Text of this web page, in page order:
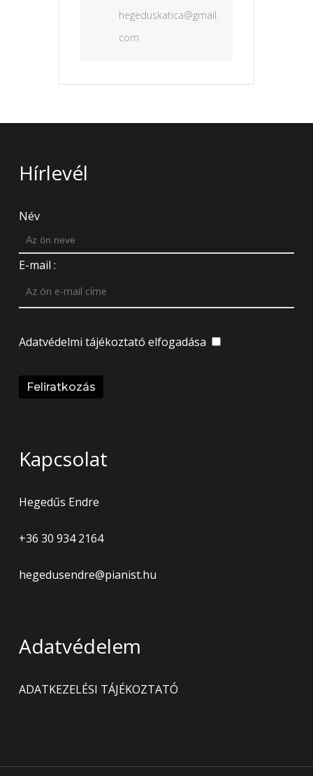
hegeduskatica@gmail.
com
Hírlevél
Név
E-mail :
Adatvédelmi tájékoztató elfogadása
Kapcsolat
Hegedűs Endre
+36 30 934 2164
hegedusendre@pianist.hu
Adatvédelem
ADATKEZELÉSI TÁJÉKOZTATÓ